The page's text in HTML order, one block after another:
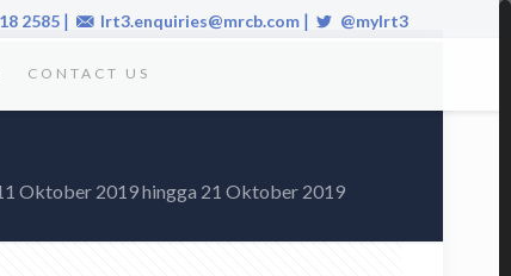
2585 | lrt3.enquiries@mrcb.com | @mylrt3
CONTACT US
Oktober 2019 hingga 21 Oktober 2019